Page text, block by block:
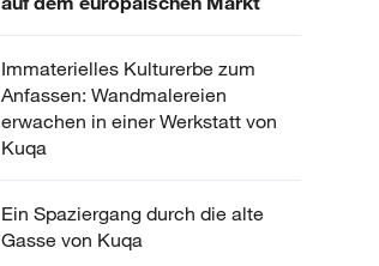
Immaterielles Kulturerbe zum
Anfassen: Wandmalereien
erwachen in einer Werkstatt von
Kuqa
Ein Spaziergang durch die alte
Gasse von Kuqa